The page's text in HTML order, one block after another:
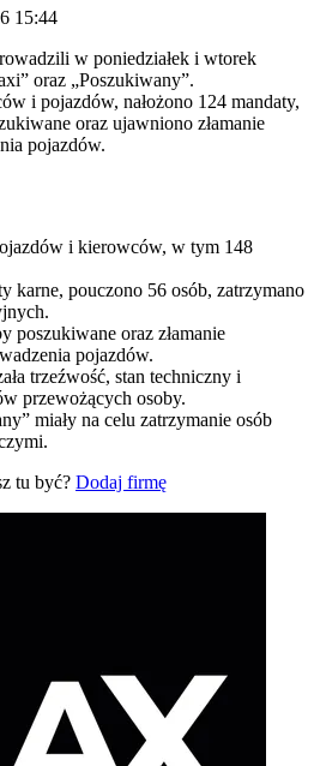
15:44
w poniedziałek i wtorek
oraz „Poszukiwany”.
i pojazdów, nałożono 124 mandaty,
oraz ujawniono złamanie
pojazdów.
i kierowców, w tym 148
karne, pouczono 56 osób, zatrzymano
poszukiwane oraz złamanie
pojazdów.
trzeźwość, stan techniczny i
przewożących osoby.
miały na celu zatrzymanie osób
tu być? Dodaj firmę